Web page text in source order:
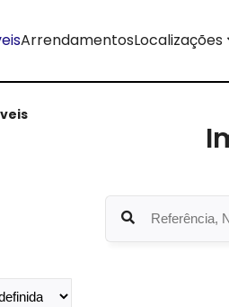
ArrendamentosLocalizações